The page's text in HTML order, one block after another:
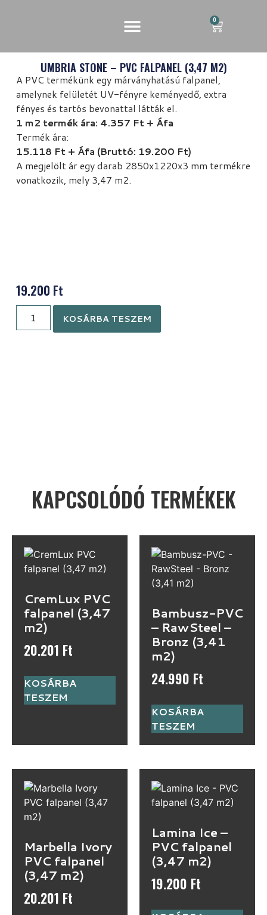
0
UMBRIA STONE – PVC FALPANEL (3,47 M2)
A PVC termékünk egy márványhatású falpanel,
amelynek felületét UV-fényre keményedő, extra
fényes és tartós bevonattal látták el.
1 m2 termék ára: 4.357 Ft + Áfa
Termék ára:
15.118 Ft + Áfa (Bruttó: 19.200 Ft)
A megjelölt ár egy darab 2850x1220x3 mm termékre
vonatkozik, mely 3,47 m2.
19.200 Ft
KOSÁRBA TESZEM
KAPCSOLÓDÓ TERMÉKEK
CremLux PVC
falpanel (3,47
m2)
20.201 Ft
KOSÁRBA
TESZEM
Bambusz-PVC
– RawSteel –
Bronz (3,41
m2)
24.990 Ft
KOSÁRBA
TESZEM
Marbella Ivory
PVC falpanel
(3,47 m2)
20.201 Ft
Lamina Ice –
PVC falpanel
(3,47 m2)
19.200 Ft